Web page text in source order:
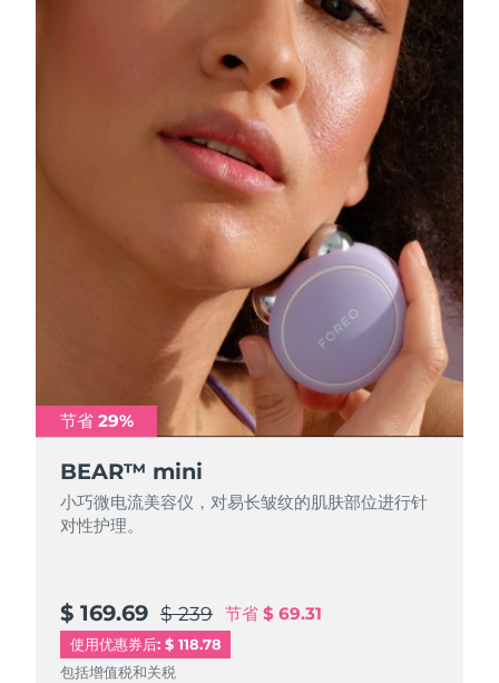
节省 29%
BEAR™ mini
小巧微电流美容仪，对易长皱纹的肌肤部位进行针
对性护理。
$ 169.69 $ 239 节省 $ 69.31
使用优惠券后: $ 118.78
包括增值税和关税
预计送达日期 8/9/26
预计送达日期
预计送达日期 8/17/26
预计送达日期
预计送达日期 8/9/26
预计送达日期 8/9/26
预计送达日期 8/9/26
预计送达日期 8/14/26
泰国 预计送达日期8/13/26
土耳其 预计送达日期8/10/26
英国